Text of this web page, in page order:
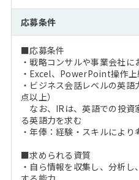
応募条件
■応募条件
・戦略コンサルや事業会社
・Excel、PowerPoint操作
・ビジネス会話レベルの英
点以上）
なお、IRは、英語での投資
る英語力を求む
・年俸：経験・スキルにより
■求められる資質
・自ら情報を収集し、分析